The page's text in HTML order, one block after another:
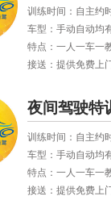
训练时间：自主约
车型：手动自动均
特点：一人一车一
接送：提供免费上
夜间驾驶特
训练时间：自主约
车型：手动自动均
特点：一人一车一
接送：提供免费上